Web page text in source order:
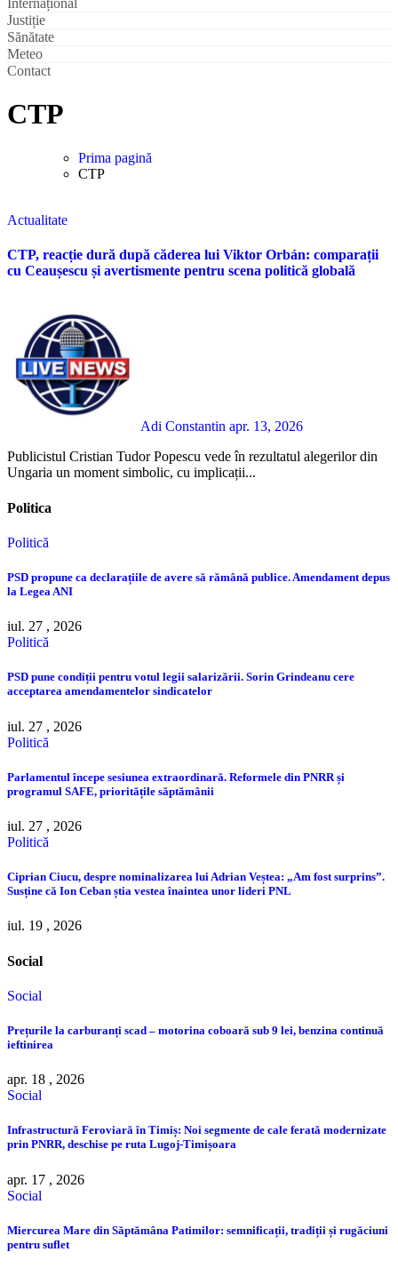
Internațional
Justiție
Sănătate
Meteo
Contact
CTP
Prima pagină
CTP
Actualitate
CTP, reacție dură după căderea lui Viktor Orbán: comparații
cu Ceaușescu și avertismente pentru scena politică globală
Adi Constantin apr. 13, 2026
Publicistul Cristian Tudor Popescu vede în rezultatul alegerilor din
Ungaria un moment simbolic, cu implicații...
Politica
Politică
PSD propune ca declarațiile de avere să rămână publice. Amendament depus
la Legea ANI
iul. 27 , 2026
Politică
PSD pune condiții pentru votul legii salarizării. Sorin Grindeanu cere
acceptarea amendamentelor sindicatelor
iul. 27 , 2026
Politică
Parlamentul începe sesiunea extraordinară. Reformele din PNRR și
programul SAFE, prioritățile săptămânii
iul. 27 , 2026
Politică
Ciprian Ciucu, despre nominalizarea lui Adrian Veștea: „Am fost surprins”.
Susține că Ion Ceban știa vestea înaintea unor lideri PNL
iul. 19 , 2026
Social
Social
Prețurile la carburanți scad – motorina coboară sub 9 lei, benzina continuă
ieftinirea
apr. 18 , 2026
Social
Infrastructură Feroviară în Timiș: Noi segmente de cale ferată modernizate
prin PNRR, deschise pe ruta Lugoj-Timișoara
apr. 17 , 2026
Social
Miercurea Mare din Săptămâna Patimilor: semnificații, tradiții și rugăciuni
pentru suflet